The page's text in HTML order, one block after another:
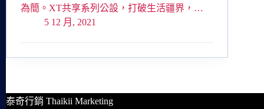
為簡。XT共享系列公設，打破生活疆界，…
5 12 月, 2021
泰奇行銷 Thaikii Marketing